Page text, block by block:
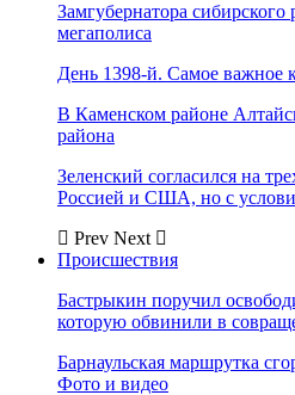
Замгубернатора сибирского
мегаполиса
День 1398-й. Самое важное
В Каменском районе
района
Зеленский согласился на
Россией и США, но с
Prev Next
Происшествия
Бастрыкин поручил
которую обвинили в
Барнаульская маршрутка
Фото и видео